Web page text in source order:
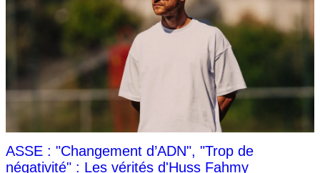
ASSE : "Changement d’ADN", "Trop de
négativité" : Les vérités d'Huss Fahmy